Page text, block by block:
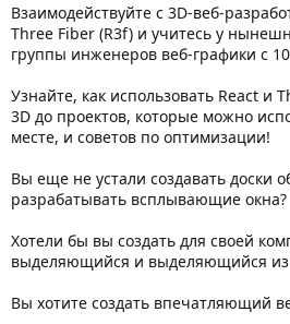
Взаимодействуйте с 3D-веб-
Three Fiber (R3f) и учитесь у
группы инженеров веб-графики с
Узнайте, как использовать React и
3D до проектов, которые можно
месте, и советов по оптимизации!
Вы еще не устали создавать доски
разрабатывать всплывающие окна?
Хотели бы вы создать для своей
выделяющийся и выделяющийся из
Вы хотите создать впечатляющий